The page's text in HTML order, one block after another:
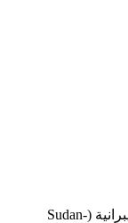
المركز الوطني للاستجابة للحوادث السيبرانية (Sudan-